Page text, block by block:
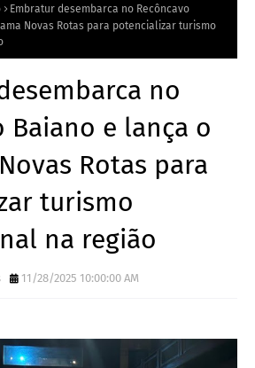
Embratur desembarca no Recôncavo
Novas Rotas para potencializar turismo
no
Baiano e lança o
Rotas para
turismo
na região
11/28/2025 10:00:00 AM